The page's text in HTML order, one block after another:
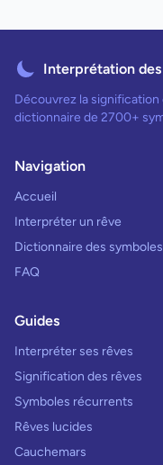
Interprétation des
Découvrez la
dictionnaire de 2700+
Navigation
Accueil
Interpréter un rêve
Dictionnaire des symboles
FAQ
Guides
Interpréter ses rêves
Signification des rêves
Symboles récurrents
Rêves lucides
Cauchemars